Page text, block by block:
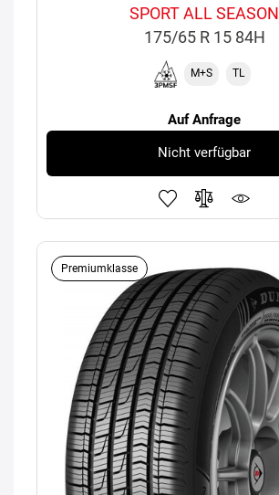
SPORT ALL SEASON
175/65 R 15 84H
M+S TL
Auf Anfrage
Nicht verfügbar
Premiumklasse